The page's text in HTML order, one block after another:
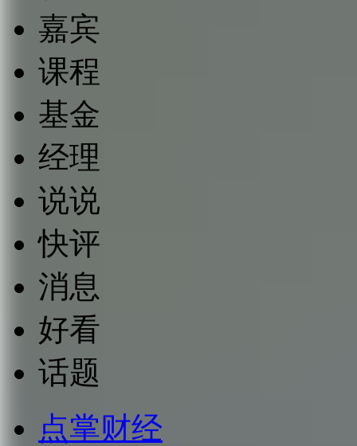
嘉宾
课程
基金
经理
说说
快评
消息
好看
话题
点掌财经